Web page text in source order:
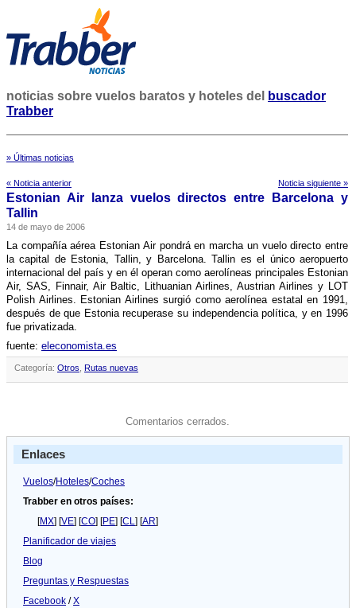
noticias sobre vuelos baratos y hoteles del
buscador
Trabber
» Últimas noticias
« Noticia anterior Noticia siguiente »
Estonian Air lanza vuelos directos entre Barcelona y
Tallin
14 de mayo de 2006
La compañí­a aérea Estonian Air pondrá en marcha un vuelo directo entre
la capital de Estonia, Tallin, y Barcelona. Tallin es el único aeropuerto
internacional del paí­s y en él operan como aerolí­neas principales Estonian
Air, SAS, Finnair, Air Baltic, Lithuanian Airlines, Austrian Airlines y LOT
Polish Airlines. Estonian Airlines surgió como aerolí­nea estatal en 1991,
después de que Estonia recuperase su independencia polí­tica, y en 1996
fue privatizada.
fuente: eleconomista.es
Categoría: Otros Rutas nuevas
Comentarios cerrados.
Enlaces
Vuelos/Hoteles/Coches
Trabber en otros países:
[MX] [VE] [CO] [PE] [CL] [AR]
Planificador de viajes
Blog
Preguntas y Respuestas
Facebook /X